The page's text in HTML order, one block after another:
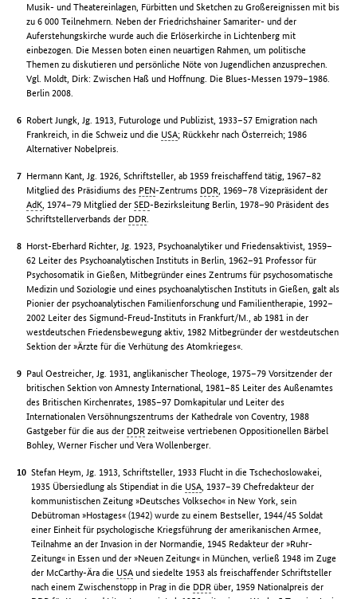
Musik- und Theatereinlagen, Fürbitten und Sketchen zu Großereignissen mit bis
zu 6 000 Teilnehmern. Neben der Friedrichshainer Samariter- und der
Auferstehungskirche wurde auch die Erlöserkirche in Lichtenberg mit
einbezogen. Die Messen boten einen neuartigen Rahmen, um politische
Themen zu diskutieren und persönliche Nöte von Jugendlichen anzusprechen.
Vgl. Moldt, Dirk: Zwischen Haß und Hoffnung. Die Blues-Messen 1979–1986.
Berlin 2008.
Robert Jungk, Jg. 1913, Futurologe und Publizist, 1933–57 Emigration nach
Frankreich, in die Schweiz und die USA; Rückkehr nach Österreich; 1986
Alternativer Nobelpreis.
Hermann Kant, Jg. 1926, Schriftsteller, ab 1959 freischaffend tätig, 1967–82
Mitglied des Präsidiums des PEN-Zentrums DDR, 1969–78 Vizepräsident der
AdK, 1974–79 Mitglied derSED-Bezirksleitung Berlin, 1978–90 Präsident des
Schriftstellerverbands der DDR.
Horst-Eberhard Richter, Jg. 1923, Psychoanalytiker und Friedensaktivist, 1959–
62 Leiter des Psychoanalytischen Instituts in Berlin, 1962–91 Professor für
Psychosomatik in Gießen, Mitbegründer eines Zentrums für psychosomatische
Medizin und Soziologie und eines psychoanalytischen Instituts in Gießen, galt als
Pionier der psychoanalytischen Familienforschung und Familientherapie, 1992–
2002 Leiter des Sigmund-Freud-Instituts in Frankfurt/M., ab 1981 in der
westdeutschen Friedensbewegung aktiv, 1982 Mitbegründer der westdeutschen
Sektion der »Ärzte für die Verhütung des Atomkrieges«.
Paul Oestreicher, Jg. 1931, anglikanischer Theologe, 1975–79 Vorsitzender der
britischen Sektion von Amnesty International, 1981–85 Leiter des Außenamtes
des Britischen Kirchenrates, 1985–97 Domkapitular und Leiter des
Internationalen Versöhnungszentrums der Kathedrale von Coventry, 1988
Gastgeber für die aus der DDR zeitweise vertriebenen Oppositionellen Bärbel
Bohley, Werner Fischer und Vera Wollenberger.
Stefan Heym, Jg. 1913, Schriftsteller, 1933 Flucht in die Tschechoslowakei,
1935 Übersiedlung als Stipendiat in die USA, 1937–39 Chefredakteur der
kommunistischen Zeitung »Deutsches Volksecho« in New York, sein
Debütroman »Hostages« (1942) wurde zu einem Bestseller, 1944/45 Soldat
einer Einheit für psychologische Kriegsführung der amerikanischen Armee,
Teilnahme an der Invasion in der Normandie, 1945 Redakteur der »Ruhr-
Zeitung« in Essen und der »Neuen Zeitung« in München, verließ 1948 im Zuge
der McCarthy-Ära die USA und siedelte 1953 als freischaffender Schriftsteller
nach einem Zwischenstopp in Prag in die DDR über, 1959 Nationalpreis der